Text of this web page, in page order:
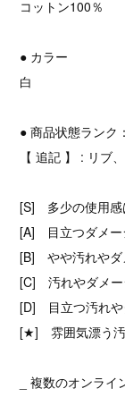
コットン100％
● カラー
白
● 商品状態ランク
【 追記 】 : リブ
[S] 多少の使用感
[A] 目立つダメー
[B] やや汚れやダ
[C] 汚れやダメー
[D] 目立つ汚れや
[★] 雰囲気漂う汚
_ 複数のオンラ